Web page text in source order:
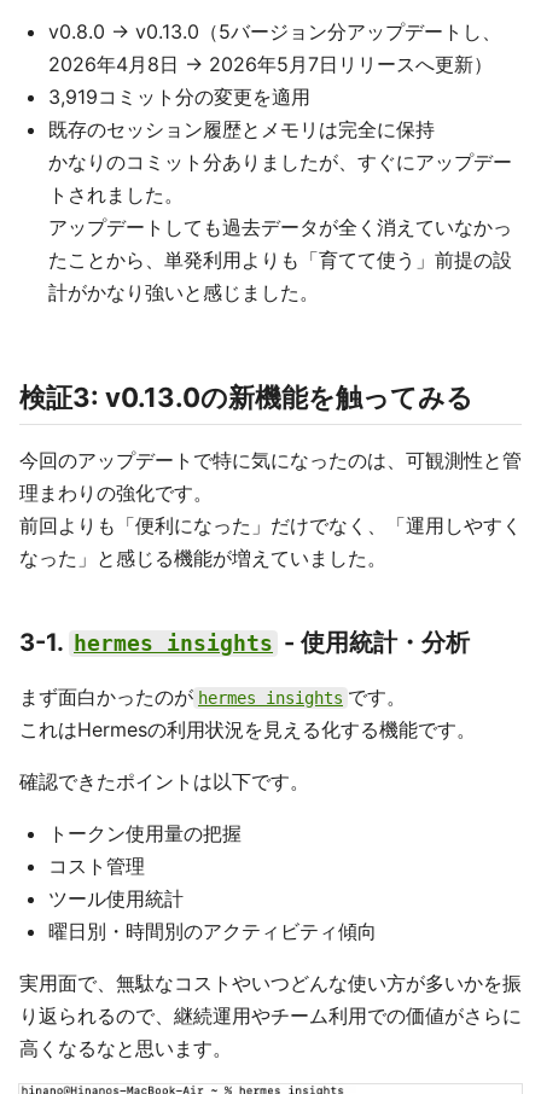
v0.8.0 → v0.13.0（5バージョン分アップデートし、
2026年4月8日 → 2026年5月7日リリースへ更新）
3,919コミット分の変更を適用
既存のセッション履歴とメモリは完全に保持
かなりのコミット分ありましたが、すぐにアップデー
トされました。
アップデートしても過去データが全く消えていなかっ
たことから、単発利用よりも「育てて使う」前提の設
計がかなり強いと感じました。
検証3: v0.13.0の新機能を触ってみる
今回のアップデートで特に気になったのは、可観測性と管
理まわりの強化です。
前回よりも「便利になった」だけでなく、「運用しやすく
なった」と感じる機能が増えていました。
3-1. hermes insights - 使用統計・分析
まず面白かったのが hermes insights です。
これはHermesの利用状況を見える化する機能です。
確認できたポイントは以下です。
トークン使用量の把握
コスト管理
ツール使用統計
曜日別・時間別のアクティビティ傾向
実用面で、無駄なコストやいつどんな使い方が多いかを振
り返られるので、継続運用やチーム利用での価値がさらに
高くなるなと思います。